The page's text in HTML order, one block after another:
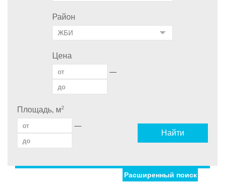
Район
Цена
—
Площадь, м2
—
Найти
Дом С фото
Расширенный поиск